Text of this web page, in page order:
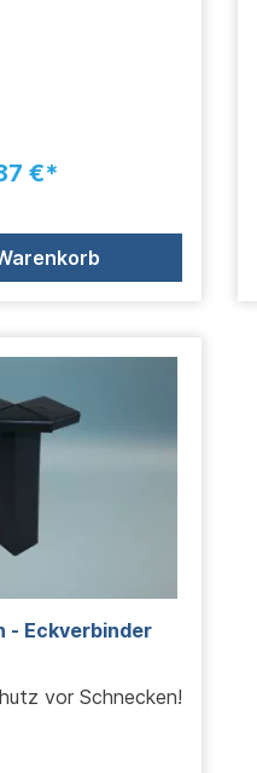
€*
- Eckverbinder
vor Schnecken!